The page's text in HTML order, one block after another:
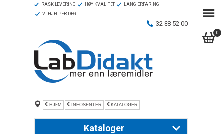
0
RASK LEVERING HØY KVALITET
LANG ERFARING
VI HJELPER DEG!
32 88 52 00
HJEM INFOSENTER KATALOGER
Kataloger